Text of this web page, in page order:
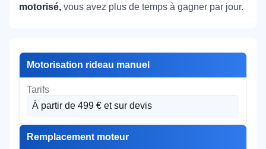
motorisé, vous avez plus de temps à gagner par jour.
Motorisation rideau manuel
À partir de 499 € et sur devis
Remplacement moteur